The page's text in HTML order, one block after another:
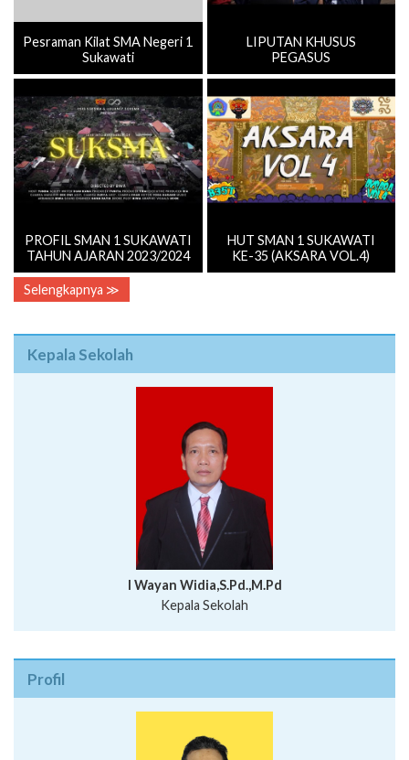
Pesraman Kilat SMA Negeri 1
Sukawati
LIPUTAN KHUSUS
PEGASUS
PROFIL SMAN 1 SUKAWATI
TAHUN AJARAN 2023/2024
HUT SMAN 1 SUKAWATI
KE-35 (AKSARA VOL.4)
Selengkapnya ≫
Kepala Sekolah
I Wayan Widia,S.Pd.,M.Pd
Kepala Sekolah
Profil